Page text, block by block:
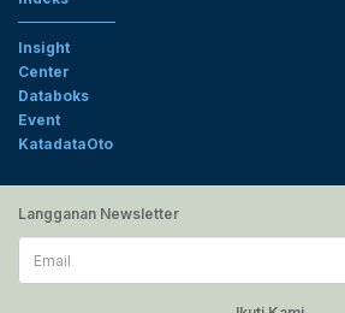
Insight
Center
Databoks
Event
KatadataOto
Langganan Newsletter
Email